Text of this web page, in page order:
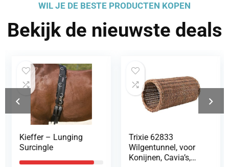
WIL JE DE BESTE PRODUCTEN KOPEN
Bekijk de nieuwste deals
Kieffer – Lunging
Surcingle
Trixie 62833
Wilgentunnel, voor
Konijnen, Cavia’s,